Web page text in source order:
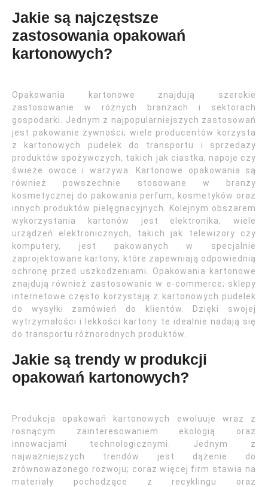
Jakie są najczęstsze
zastosowania opakowań
kartonowych?
Opakowania kartonowe znajdują szerokie
zastosowanie w różnych branżach i sektorach
gospodarki. Jednym z najpopularniejszych zastosowań
jest pakowanie żywności; wiele producentów korzysta
z kartonowych pudełek do transportu i sprzedaży
produktów spożywczych, takich jak ciastka, napoje czy
świeże owoce i warzywa. Kartonowe opakowania są
również powszechnie stosowane w branży
kosmetycznej do pakowania perfum, kosmetyków oraz
innych produktów pielęgnacyjnych. Kolejnym obszarem
wykorzystania kartonów jest elektronika; wiele
urządzeń elektronicznych, takich jak telewizory czy
komputery, jest pakowanych w specjalnie
zaprojektowane kartony, które zapewniają odpowiednią
ochronę przed uszkodzeniami. Opakowania kartonowe
znajdują również zastosowanie w e-commerce; sklepy
internetowe często korzystają z kartonowych pudełek
do wysyłki zamówień do klientów. Dzięki swojej
wytrzymałości i lekkości kartony te idealnie nadają się
do transportu różnorodnych produktów.
Jakie są trendy w produkcji
opakowań kartonowych?
Produkcja opakowań kartonowych ewoluuje wraz z
rosnącym zainteresowaniem ekologią oraz
innowacjami technologicznymi. Jednym z
najważniejszych trendów jest dążenie do
zrównoważonego rozwoju; coraz więcej firm stawia na
materiały pochodzące z recyklingu oraz